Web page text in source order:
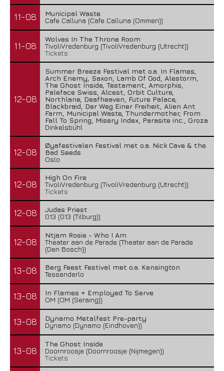
11-08
Municipal Waste
Cafe Calluna (Cafe Calluna (Ommen))
11-08
Wolves In The Throne Room
TivoliVredenburg (TivoliVredenburg (Utrecht))
Tickets
12-08
Summer Breeze Festival met o.a. In Flames,
Arch Enemy, Saxon, Lamb Of God, Alestorm,
The Ghost Inside, Testament, Amorphis,
Paleface Swiss, Alcest, Orbit Culture,
Northlane, Deafheaven, Future Palace,
Blackbraid, Der Weg Einer Freiheit, Alien Ant
Farm, Municipal Waste, Thundermother, From
Fall To Spring, Misery Index, Parasite inc., Groza
Dinkelsbühl
12-08
Øyafestivalen Festival met o.a. Nick Cave & the
Bad Seeds
Oslo
12-08
High On Fire
TivoliVredenburg (TivoliVredenburg (Utrecht))
Tickets
12-08
Judas Priest
013 (013 (Tilburg))
12-08
Ntjam Rosie - Who I Am
Theater aan de Parade (Theater aan de Parade
(Den Bosch))
13-08
Berg Feest Festival met o.a. Kensington
Tessenderlo
13-08
In Flames + Employed To Serve
OM (OM (Seraing))
13-08
Dynamo Metalfest Pre-party
Dynamo (Dynamo (Eindhoven))
13-08
The Ghost Inside
Doornroosje (Doornroosje (Nijmegen))
Tickets